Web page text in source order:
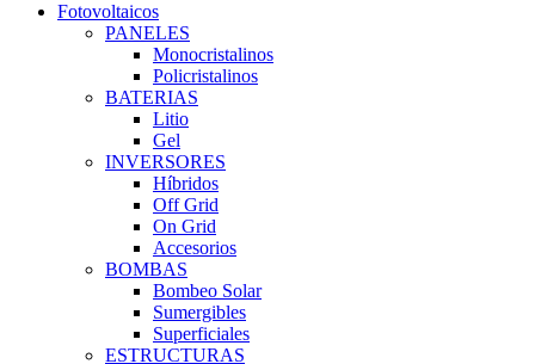
Fotovoltaicos
PANELES
Monocristalinos
Policristalinos
BATERIAS
Litio
Gel
INVERSORES
Híbridos
Off Grid
On Grid
Accesorios
BOMBAS
Bombeo Solar
Sumergibles
Superficiales
ESTRUCTURAS